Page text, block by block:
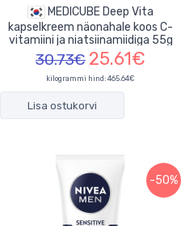
kapselkreem näonahale koos C-
vitamiini ja niatsiinamiidiga 55g
30.73€ 25.61€
kilogrammi hind: 465.64€
Lisa ostukorvi
-50%